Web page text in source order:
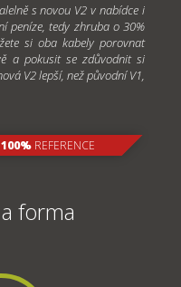
s novou V2 v nabídce i
peníze, tedy zhruba o 30%
si oba kabely porovnat
a pokusit se zdůvodnit si
V2 lepší, než původní V1,
100% REFERENCE
forma